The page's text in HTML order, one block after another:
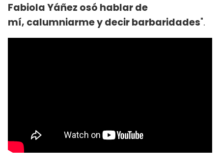
Fabiola Yáñez osó hablar de
mí, calumniarme y decir barbaridades".